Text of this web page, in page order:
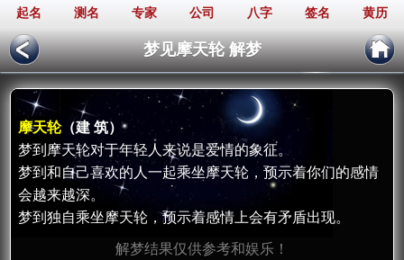
起名 测名 专家 公司 八字 签名 黄历
梦见摩天轮 解梦
摩天轮（建 筑）
梦到摩天轮对于年轻人来说是爱情的象征。
梦到和自己喜欢的人一起乘坐摩天轮，预示着你们的感情
会越来越深。
梦到独自乘坐摩天轮，预示着感情上会有矛盾出现。
解梦结果仅供参考和娱乐！